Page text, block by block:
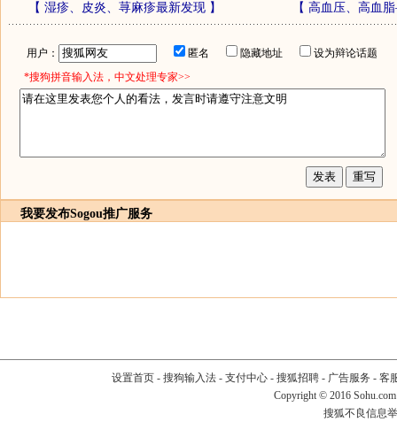
【 湿疹、皮炎、荨麻疹最新发现】 【 高血压、高血
用户： 匿名 隐藏地址
设为辩论话题
*搜狗拼音输入法，中文处理专家>>
我要发布Sogou推广服务
设置首页- 搜狗输入法- 支付中心- 搜狐招聘- 广告服务 - 客
Copyright © 2016
搜狐不良信息